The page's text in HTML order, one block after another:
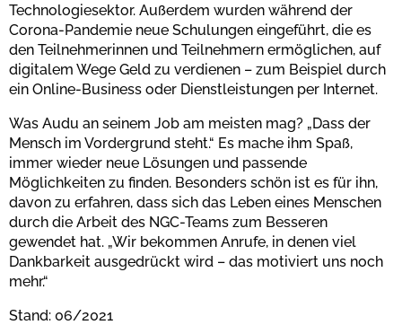
Technologiesektor. Außerdem wurden während der
Corona-Pandemie neue Schulungen eingeführt, die es
den Teilnehmerinnen und Teilnehmern ermöglichen, auf
digitalem Wege Geld zu verdienen – zum Beispiel durch
ein Online-Business oder Dienstleistungen per Internet.
Was Audu an seinem Job am meisten mag? „Dass der
Mensch im Vordergrund steht.“ Es mache ihm Spaß,
immer wieder neue Lösungen und passende
Möglichkeiten zu finden. Besonders schön ist es für ihn,
davon zu erfahren, dass sich das Leben eines Menschen
durch die Arbeit des NGC-Teams zum Besseren
gewendet hat. „Wir bekommen Anrufe, in denen viel
Dankbarkeit ausgedrückt wird – das motiviert uns noch
mehr.“
Stand: 06/2021